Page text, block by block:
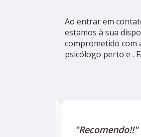
Ao entrar em
estamos à sua
comprometido com
psicólogo perto e .
"Recomendo!!"